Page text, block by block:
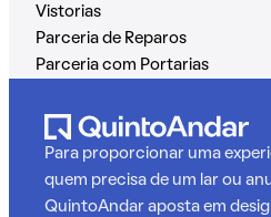
Vistorias
Parceria de Reparos
Parceria com Portarias
Para proporcionar uma
quem precisa de um lar ou
QuintoAndar aposta em